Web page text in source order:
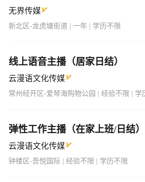
无界传媒
新北区-龙虎塘街道 | 一年 | 学历不限
线上语音主播（居家日结）
云漫语文化传媒
常州经开区-爱琴海购物公园 | 经验不限 | 学
弹性工作主播（在家上班/日结）
云漫语文化传媒
钟楼区-吾悦国际 | 经验不限 | 学历不限